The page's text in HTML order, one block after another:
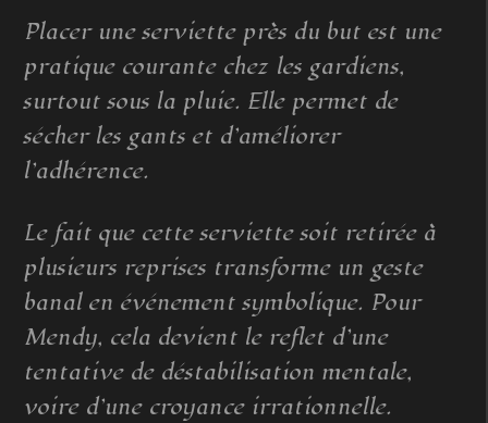
Placer une serviette près du but est une
pratique courante chez les gardiens,
surtout sous la pluie. Elle permet de
sécher les gants et d’améliorer
l’adhérence.
Le fait que cette serviette soit retirée à
plusieurs reprises transforme un geste
banal en événement symbolique. Pour
Mendy, cela devient le reflet d’une
tentative de déstabilisation mentale,
voire d’une croyance irrationnelle.